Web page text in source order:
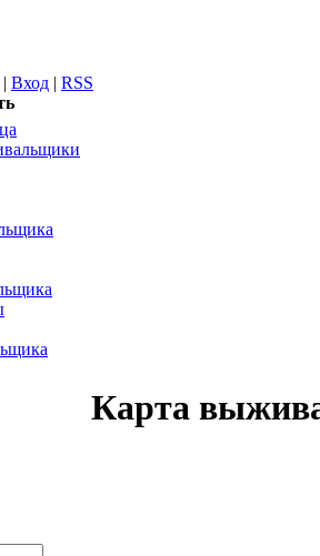
| Вход | RSS
Карта